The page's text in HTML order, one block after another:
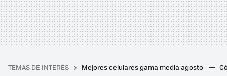
TEMAS DE INTERÉS Mejores celulares gama media agosto